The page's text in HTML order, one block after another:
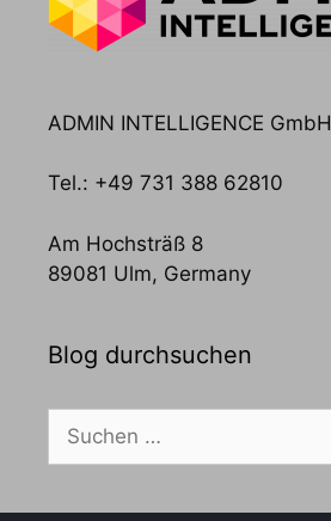
ADMIN INTELLIGENCE GmbH
Tel.: +49 731 388 62810
Am Hochsträß 8
89081 Ulm, Germany
Blog durchsuchen
nach: